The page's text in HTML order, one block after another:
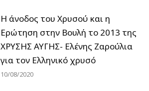
Η άνοδος του Χρυσού και η
Ερώτηση στην Βουλή το 2013 της
ΧΡΥΣΗΣ ΑΥΓΗΣ- Ελένης Ζαρούλια
για τον Ελληνικό χρυσό
10/08/2020